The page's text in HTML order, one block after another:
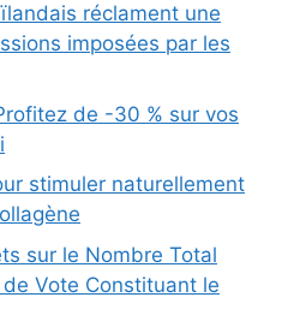
réclament une
imposées par les
de -30 % sur vos
stimuler naturellement
sur le Nombre Total
Vote Constituant le